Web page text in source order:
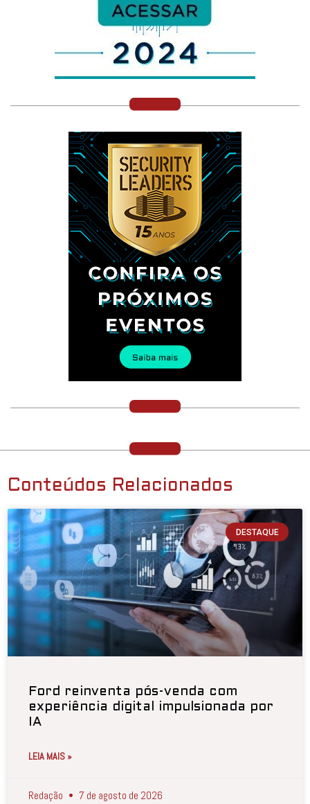
Conteúdos Relacionados
DESTAQUE
Ford reinventa pós-venda com
experiência digital impulsionada por
IA
LEIA MAIS »
Redação 7 de agosto de 2026